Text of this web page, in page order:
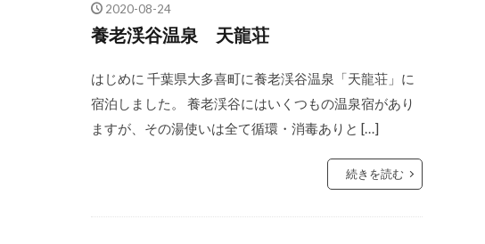
2020-08-24
養老渓谷温泉 天龍荘
はじめに 千葉県大多喜町に養老渓谷温泉「天龍荘」に
宿泊しました。 養老渓谷にはいくつもの温泉宿があり
ますが、その湯使いは全て循環・消毒ありと […]
続きを読む